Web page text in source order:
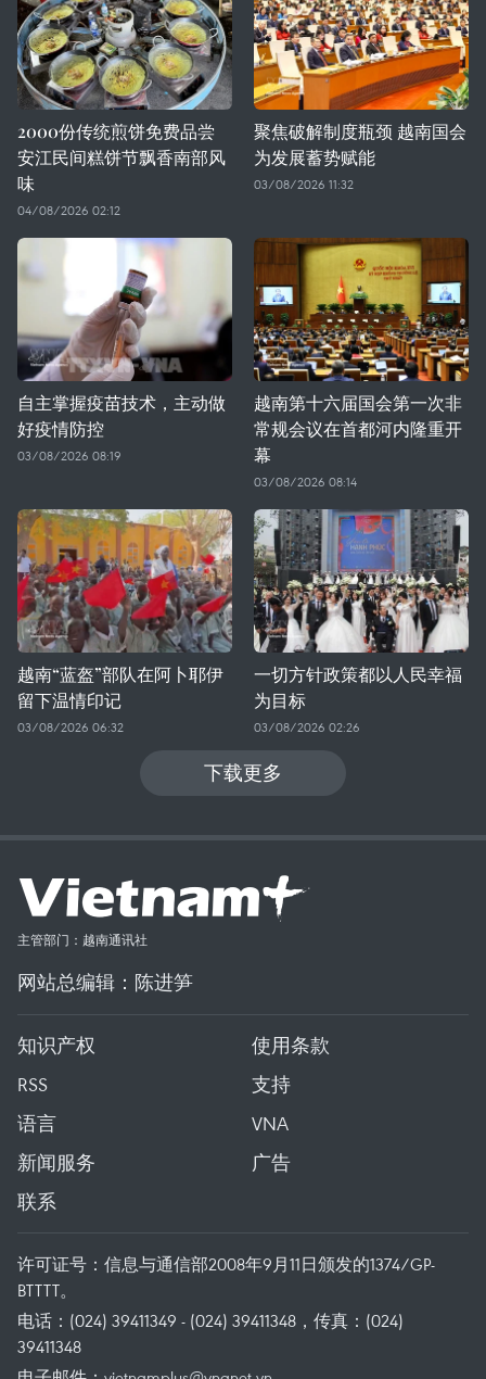
2000份传统煎饼免费品尝
安江民间糕饼节飘香南部风
味
04/08/2026 02:12
聚焦破解制度瓶颈 越南国会
为发展蓄势赋能
03/08/2026 11:32
自主掌握疫苗技术，主动做
好疫情防控
03/08/2026 08:19
越南第十六届国会第一次非
常规会议在首都河内隆重开
幕
03/08/2026 08:14
越南“蓝盔”部队在阿卜耶伊
留下温情印记
03/08/2026 06:32
一切方针政策都以人民幸福
为目标
03/08/2026 02:26
下载更多
主管部门：越南通讯社
网站总编辑：陈进笋
知识产权
使用条款
RSS
支持
语言
VNA
新闻服务
广告
联系
许可证号：信息与通信部2008年9月11日颁发的1374/GP-
BTTTT。
电话：(024) 39411349 - (024) 39411348，传真：(024)
39411348